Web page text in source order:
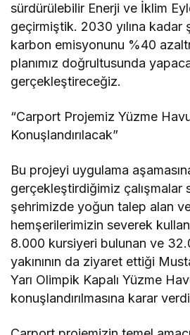
sürdürülebilir Enerji ve İklim
geçirmiştik. 2030 yılına kadar
karbon emisyonunu %40
planımız doğrultusunda
gerçekleştireceğiz.
“Carport Projemiz Yüzme
Konuşlandırılacak”
Bu projeyi uygulama
gerçekleştirdiğimiz çalışmalar
şehrimizde yoğun talep alan
hemşerilerimizin severek
8.000 kursiyeri bulunan ve
yakınının da ziyaret ettiği
Yarı Olimpik Kapalı Yüzme
konuşlandırılmasına karar